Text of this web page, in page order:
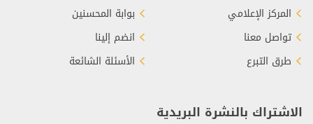
المركز الإعلامي
تواصل معنا
طرق التبرع
بوابة المحسنين
انضم إلينا
الأسئلة الشائعة
الاشتراك بالنشرة البريدية